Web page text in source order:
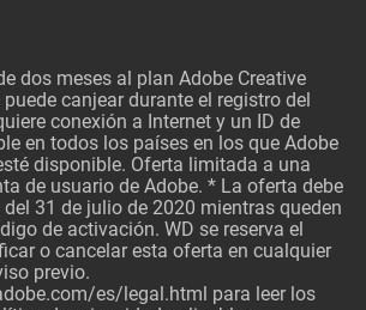
dos meses al plan Adobe Creative
canjear durante el registro del
conexión a Internet y un ID de
en todos los países en los que Adobe
disponible. Oferta limitada a una
de usuario de Adobe. * La oferta debe
31 de julio de 2020 mientras queden
de activación. WD se reserva el
o cancelar esta oferta en cualquier
previo.
es/legal.html para leer los